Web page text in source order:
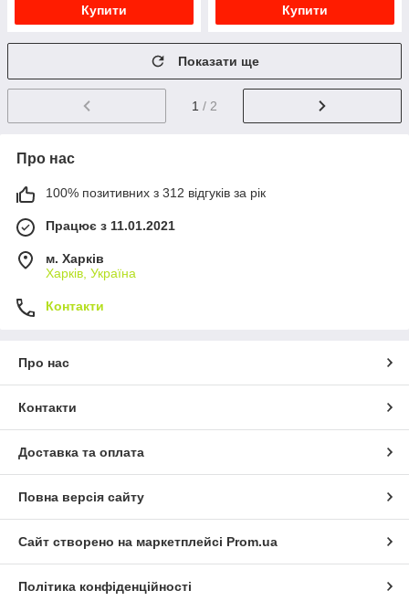
Купити Купити
Показати ще
1 / 2
Про нас
100% позитивних з 312 відгуків за рік
Працює з 11.01.2021
м. Харків
Харків, Україна
Контакти
Про нас
Контакти
Доставка та оплата
Повна версія сайту
Сайт створено на маркетплейсі Prom.ua
Політика конфіденційності